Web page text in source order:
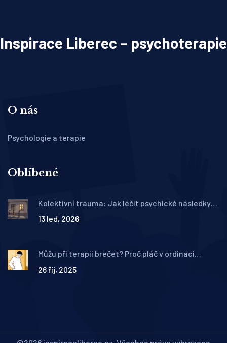
Inspirace Liberec – psychoterapie
O nás
Psychologie a terapie
Oblíbené
Kolektivní trauma: Jak léčit psychické následky
13 led, 2026
Můžu při terapii brečet? Proč pláč v ordinaci
26 říj, 2025